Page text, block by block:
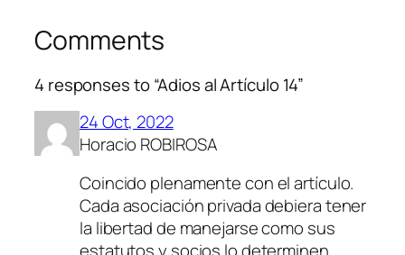
Comments
4 responses to “Adios al Artículo 14”
24 Oct, 2022
Horacio ROBIROSA
Coincido plenamente con el artículo.
Cada asociación privada debiera tener
la libertad de manejarse como sus